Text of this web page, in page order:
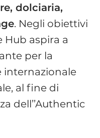
dolciaria,
. Negli obiettivi
Hub aspira a
per la
internazionale
al fine di
dell’’Authentic